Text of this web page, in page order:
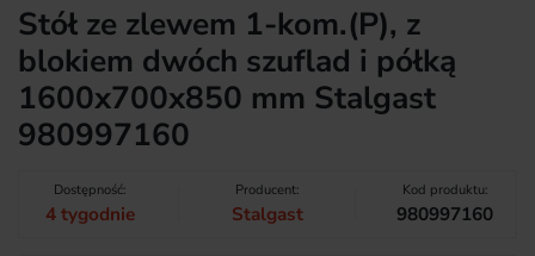
Stół ze zlewem 1-kom.(P), z
blokiem dwóch szuflad i półką
1600x700x850 mm Stalgast
980997160
Dostępność:
4 tygodnie
Producent:
Stalgast
Kod produktu:
980997160